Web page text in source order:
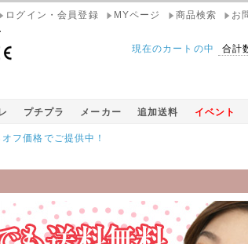
ログイン・会員登録 MYページ 商品検索 お
現在のカートの中 合計
プチプラ メーカー 追加送料 イベント
でご提供中！